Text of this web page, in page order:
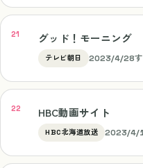
グッド！モーニング
テレビ朝日 2023/4/28
HBC動画サイト
HBC北海道放送 2023/4/